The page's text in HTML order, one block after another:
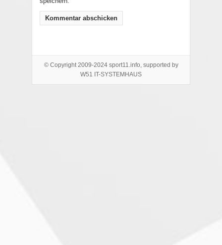
© Copyright 2009-2024 sport11.info, supported by
W51 IT-SYSTEMHAUS